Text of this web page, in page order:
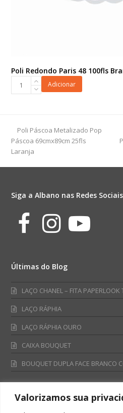
Valorizamos sua
Poli Redondo Paris 48 100fls
Redondo
Branco
quantidade
Adicionar
previous
post:
Poli Páscoa Metalizado Pop
Páscoa 69cmx89cm 25fls
Laranja
Siga a Albano nas Redes
Facebook
Últimas do Blog
LAÇO CHANEL – FITA PAPERLOOK
LAÇO RÁPHIA
LAÇO RÁPHIA OURO
CAIXA BOUQUET
BOUQUET DUPLA FACE BRANCO
Fale Conosco